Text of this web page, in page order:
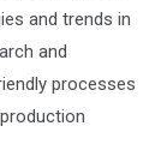
and trends in
and
processes